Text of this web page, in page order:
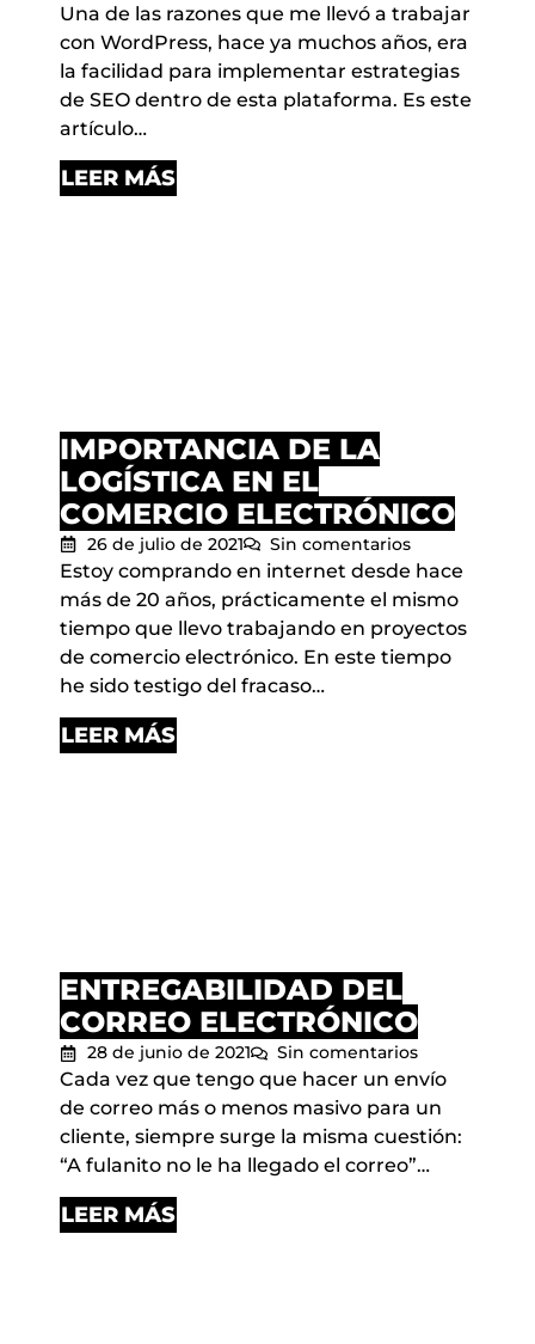
Una de las razones que me llevó a trabajar
con WordPress, hace ya muchos años, era
la facilidad para implementar estrategias
de SEO dentro de esta plataforma. Es este
artículo…
LEER MÁS
IMPORTANCIA DE LA
LOGÍSTICA EN EL
COMERCIO ELECTRÓNICO
26 de julio de 2021 Sin comentarios
Estoy comprando en internet desde hace
más de 20 años, prácticamente el mismo
tiempo que llevo trabajando en proyectos
de comercio electrónico. En este tiempo
he sido testigo del fracaso…
LEER MÁS
ENTREGABILIDAD DEL
CORREO ELECTRÓNICO
28 de junio de 2021 Sin comentarios
Cada vez que tengo que hacer un envío
de correo más o menos masivo para un
cliente, siempre surge la misma cuestión:
“A fulanito no le ha llegado el correo”…
LEER MÁS